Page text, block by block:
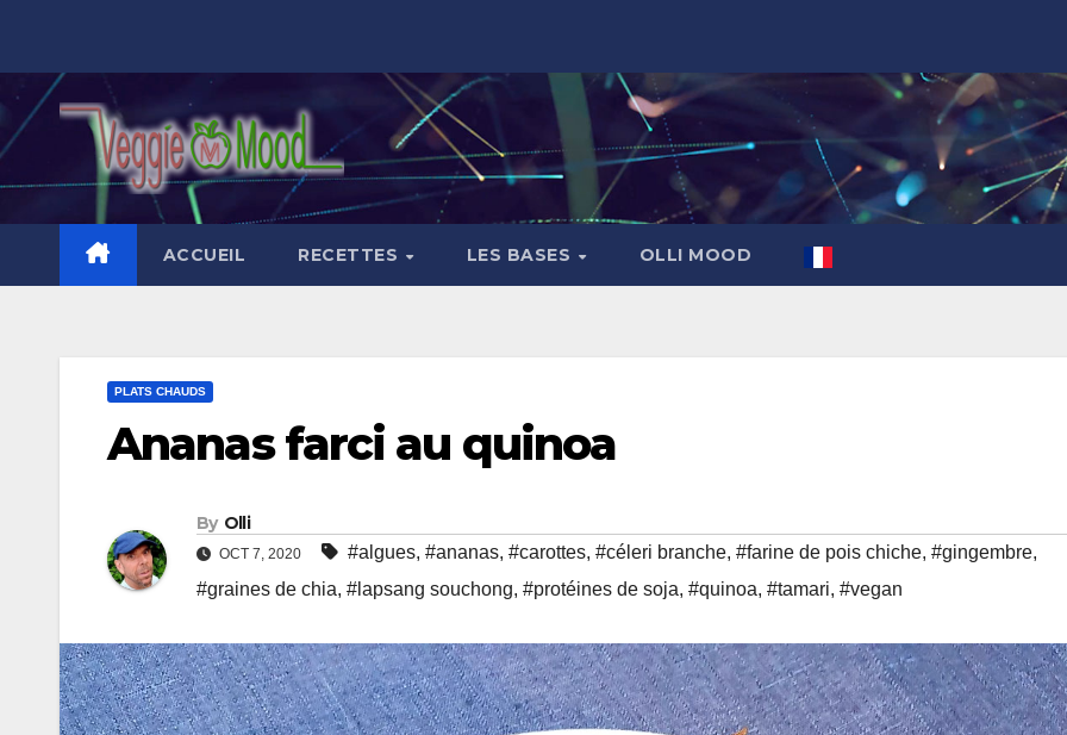
content
ACCUEIL RECETTES LES BASES OLLI MOOD
PLATS CHAUDS
Ananas farci au quinoa
By Olli
OCT 7, 2020 #algues, #ananas, #carottes, #céleri branche, #farine de pois chiche, #gingembre,
#graines de chia, #lapsang souchong, #protéines de soja, #quinoa, #tamari, #vegan